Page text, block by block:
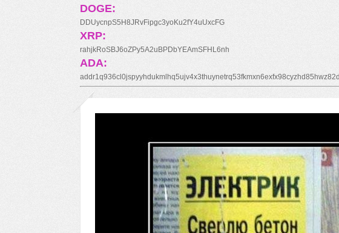
DOGE:
DDUycnpS5H8JRvFipgc3yoKu2fY4uUxcFG
XRP:
rahjkRoSBJ6oZPy5A2uBPDbYEAmSFHL6nh
ADA: